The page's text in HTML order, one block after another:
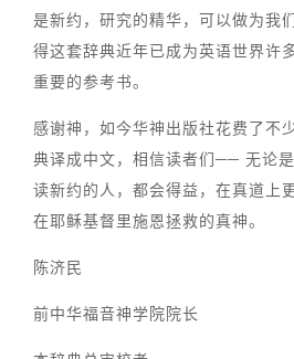
是新约，研究的精华，可以做为我
得这套辞典近年已成为英语世界许
重要的参考书。
感谢神，如今华神出版社花费了不
典译成中文，相信读者们── 无论
读新约的人，都会得益，在真道上
在耶稣基督里施恩拯救的真神。
陈济民
前中华福音神学院院长